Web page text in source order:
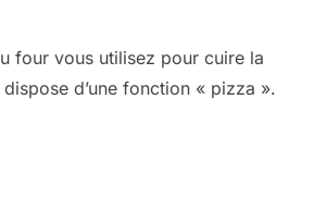
four vous utilisez pour cuire la
d’une fonction « pizza ».